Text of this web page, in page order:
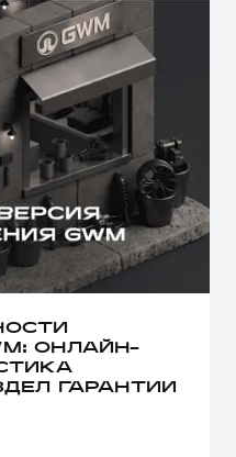
ОНЛАЙН-
ГАРАНТИИ